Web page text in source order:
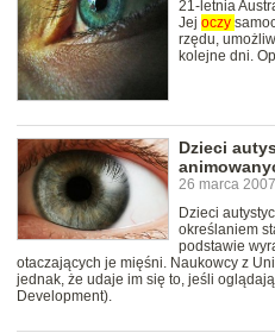
21-letnia
Jej oczy
rzędu,
kolejne dni.
Dzieci
26 marca
Dzieci
określaniem
podstawie
otaczających je mięśni. Naukowcy z
jednak, że udaje im się to, jeśli
Development).